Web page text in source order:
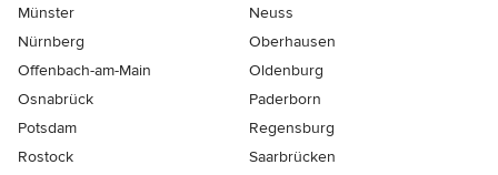
Münster
Neuss
Nürnberg
Oberhausen
Offenbach-am-Main
Oldenburg
Osnabrück
Paderborn
Potsdam
Regensburg
Rostock
Saarbrücken